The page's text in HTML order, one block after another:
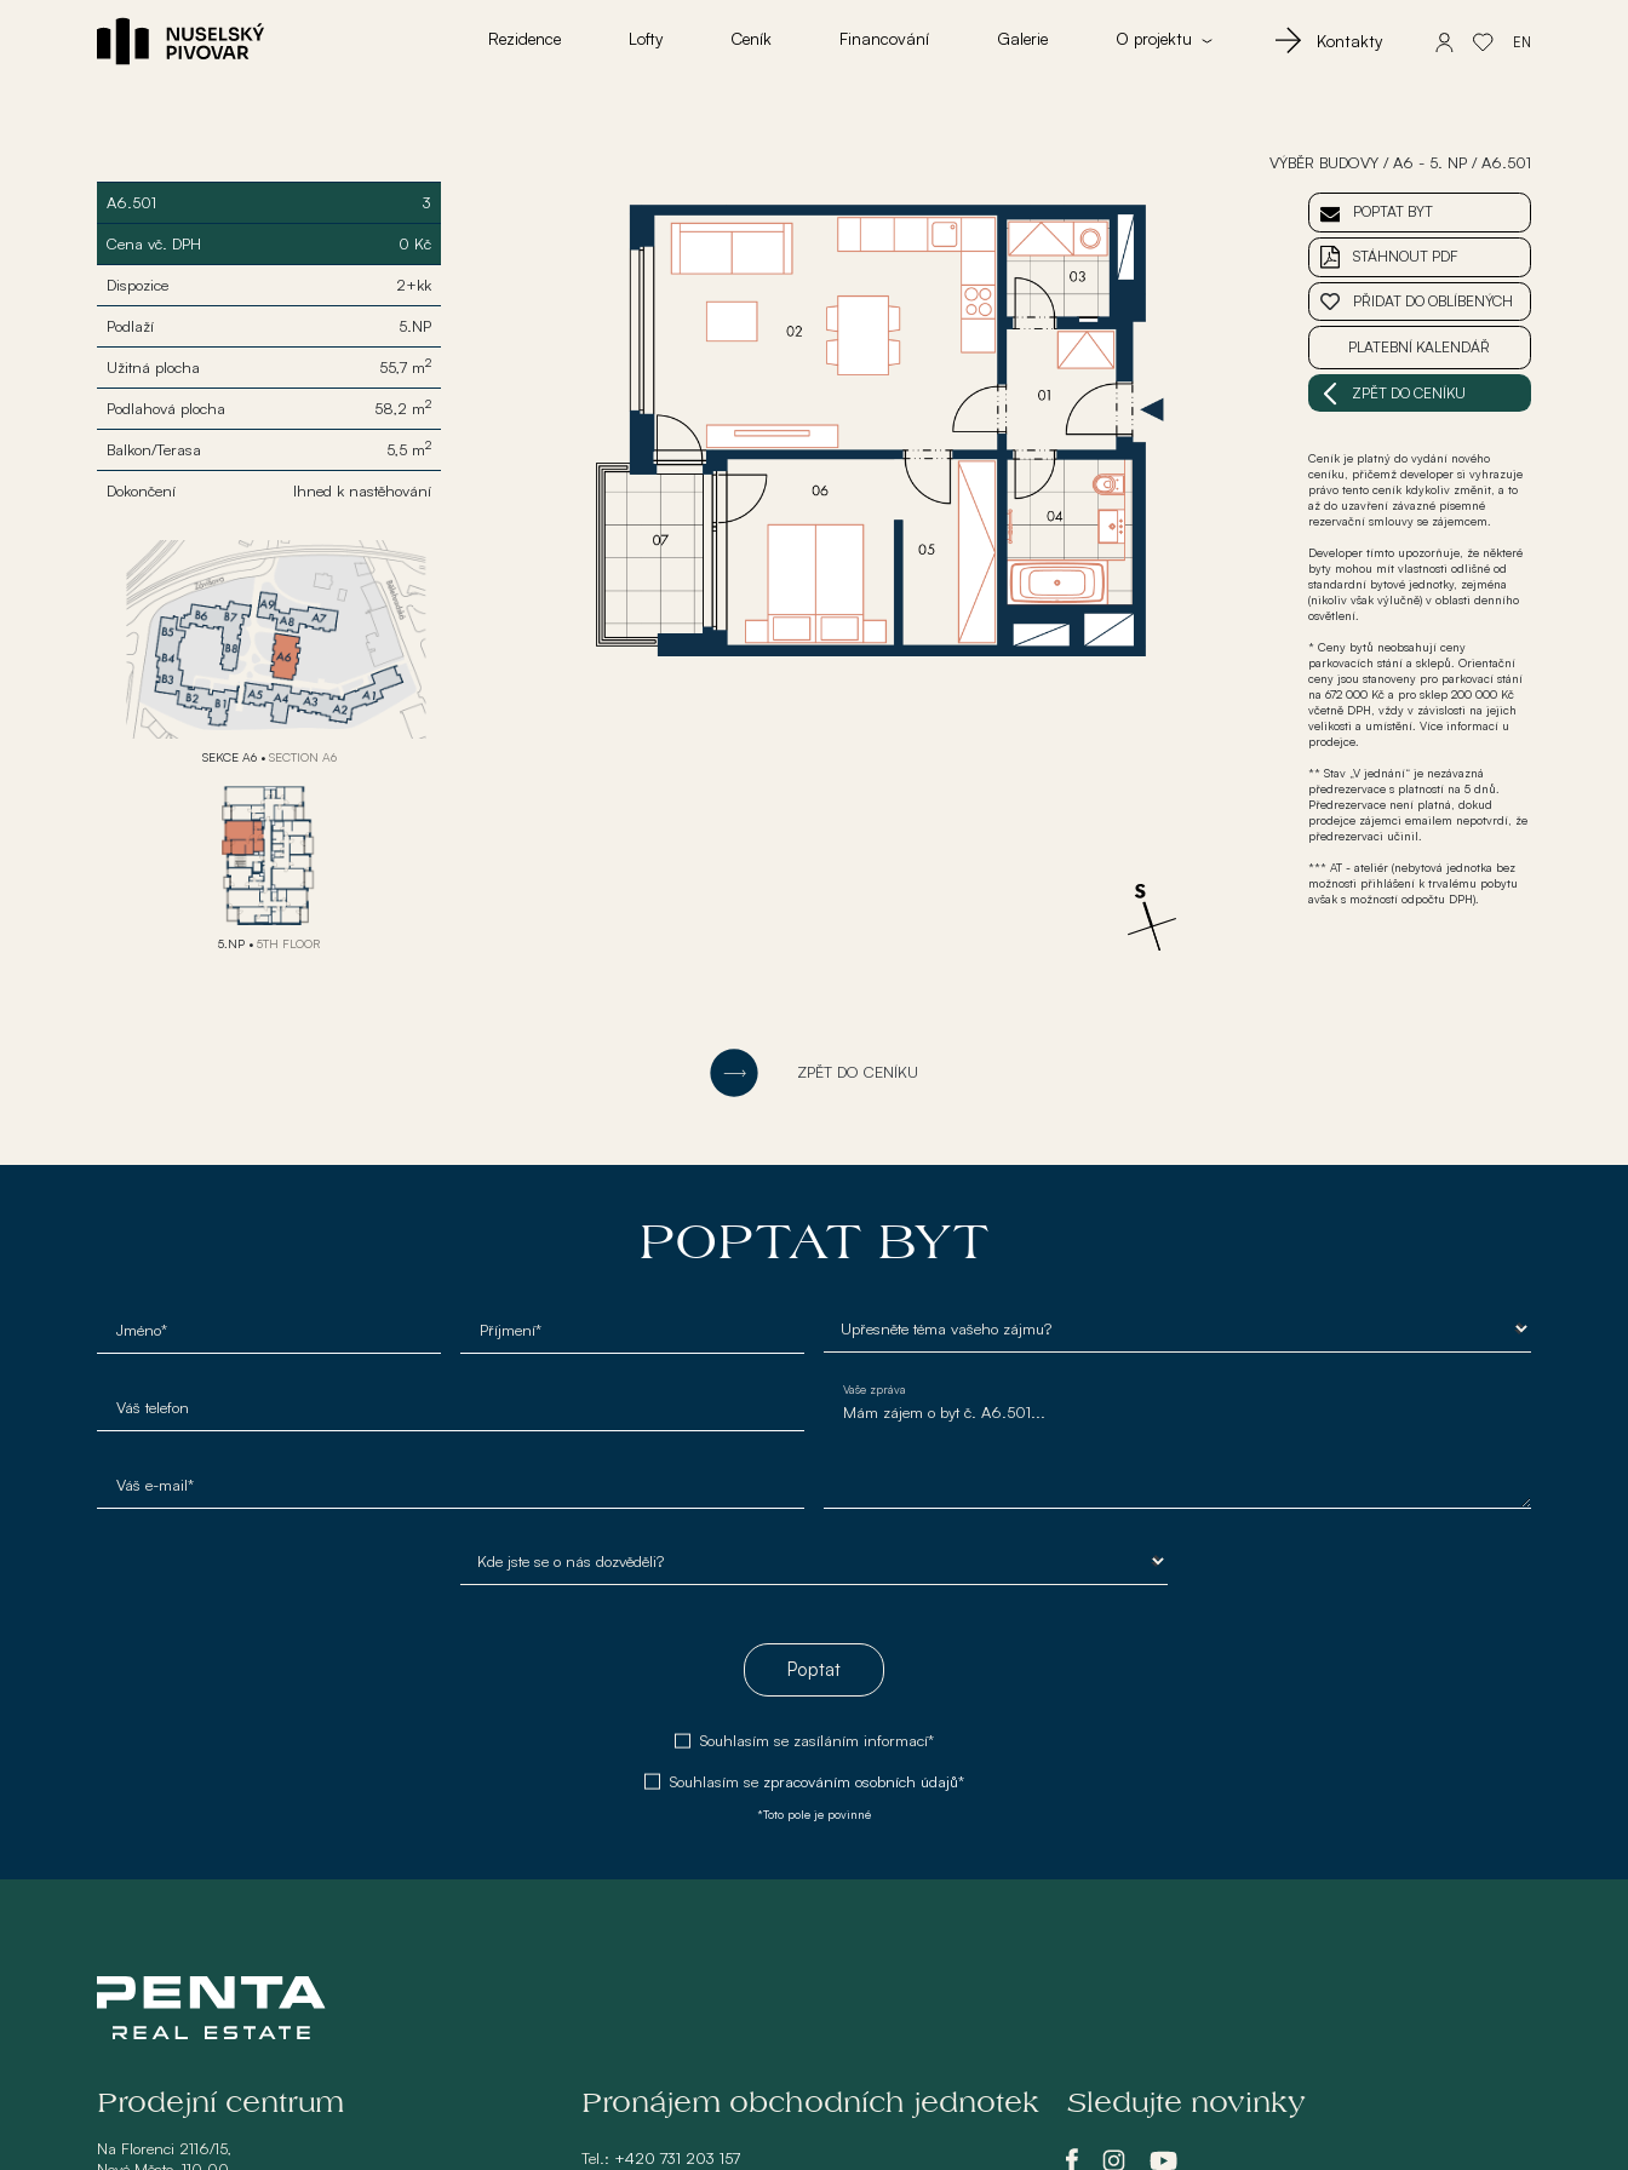
Rezidence Lofty Ceník Financování Galerie O projektu Kontakty EN
A6.501 3
Cena vč. DPH 0 Kč
Dispozice 2+kk
Podlaží 5.NP
Užitná plocha 55,7 m2
Podlahová plocha 58,2 m2
Balkon/Terasa 5,5 m2
Dokončení Ihned k nastěhování
SEKCE A6 • SECTION A6
5.NP • 5TH FLOOR
VÝBĚR BUDOVY / A6 - 5. NP / A6.501
POPTAT BYT
STÁHNOUT PDF
PŘIDAT DO OBLÍBENÝCH
PLATEBNÍ KALENDÁŘ
ZPĚT DO CENÍKU
Ceník je platný do vydání nového
ceníku, přičemž developer si vyhrazuje
právo tento ceník kdykoliv změnit, a to
až do uzavření závazné písemné
rezervační smlouvy se zájemcem.
Developer tímto upozorňuje, že některé
byty mohou mít vlastnosti odlišné od
standardní bytové jednotky, zejména
(nikoliv však výlučně) v oblasti denního
osvětlení.
* Ceny bytů neobsahují ceny
parkovacích stání a sklepů. Orientační
ceny jsou stanoveny pro parkovací stání
na 672 000 Kč a pro sklep 200 000 Kč
včetně DPH, vždy v závislosti na jejich
velikosti a umístění. Více informací u
prodejce.
** Stav „V jednání“ je nezávazná
předrezervace s platností na 5 dnů.
Předrezervace není platná, dokud
prodejce zájemci emailem nepotvrdí, že
předrezervaci učinil.
*** AT - ateliér (nebytová jednotka bez
možnosti přihlášení k trvalému pobytu
avšak s možností odpočtu DPH).
ZPĚT DO CENÍKU
POPTAT BYT
Jméno* Příjmení*
Váš telefon
Váš e-mail*
Vaše zpráva
Poptat
Souhlasím se zasíláním informací*
Souhlasím se zpracováním osobních údajů*
*Toto pole je povinné
Prodejní centrum
Na Florenci 2116/15,
Pronájem obchodních jednotek
Tel.: +420 731 203 157
Sledujte novinky